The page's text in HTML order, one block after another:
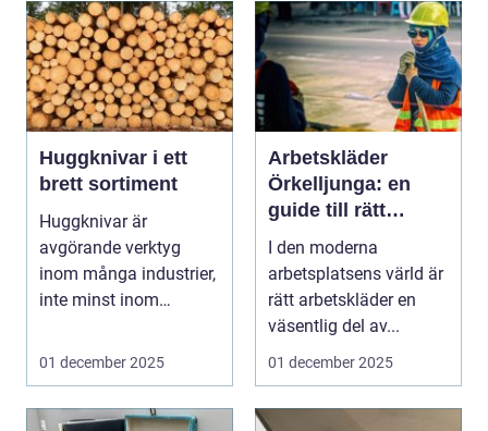
Huggknivar i ett
brett sortiment
Huggknivar är
avgörande verktyg
inom många industrier,
inte minst inom
01 december 2025
Arbetskläder
Örkelljunga: en
guide till rätt
utrustning
I den moderna
arbetsplatsens värld är
rätt arbetskläder en
väsentlig del av...
01 december 2025